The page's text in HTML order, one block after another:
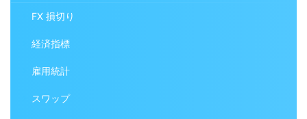
FX 損切り
経済指標
雇用統計
スワップ